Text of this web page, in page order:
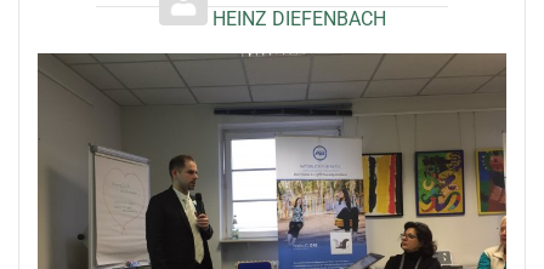
HEINZ DIEFENBACH